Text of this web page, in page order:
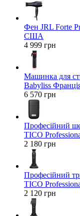
Фен JRL Forte
США
4 999 грн
Машинка для
Babyliss
6 570 грн
Професійний
TICO
2 180 грн
Професійний
TICO
2 120 грн